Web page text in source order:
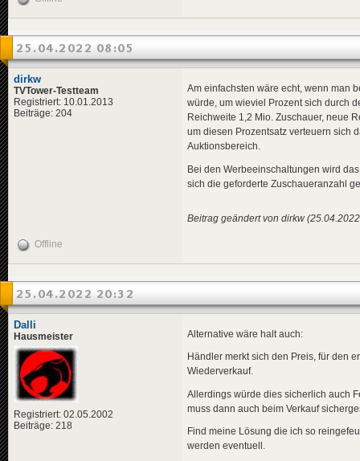
25.04.2022 08:05
dirkw
TVTower-Testteam
Registriert: 10.01.2013
Beiträge: 204
Am einfachsten wäre echt, wenn man
würde, um wieviel Prozent sich durch
Reichweite 1,2 Mio. Zuschauer, neue
um diesen Prozentsatz verteuern sich
Auktionsbereich.
Bei den Werbeeinschaltungen wird
sich die geforderte Zuschaueranzahl
Beitrag geändert von dirkw
Offline
25.04.2022 20:32
Dalli
Hausmeister
Registriert: 02.05.2002
Beiträge: 218
Alternative wäre halt auch:
Händler merkt sich den Preis, für den
Wiederverkauf.
Allerdings würde dies sicherlich auch
muss dann auch beim Verkauf
Find meine Lösung die ich so
werden eventuell.